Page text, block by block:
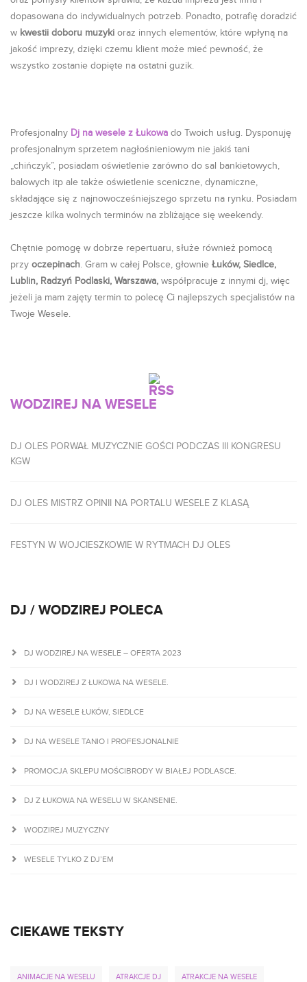
dopasowana do indywidualnych potrzeb. Ponadto, potrafię doradzić
w kwestii doboru muzyki oraz innych elementów, które wpłyną na
jakość imprezy, dzięki czemu klient może mieć pewność, że
wszystko zostanie dopięte na ostatni guzik.
Profesjonalny Dj na wesele z Łukowa do Twoich usług. Dysponuję
profesjonalnym sprzetem nagłośnieniowym nie jakiś tani
„chińczyk”, posiadam oświetlenie zarówno do sal bankietowych,
balowych itp ale także oświetlenie sceniczne, dynamiczne,
składające się z najnowocześniejszego sprzetu na rynku. Posiadam
jeszcze kilka wolnych terminów na zbliżające się weekendy.
Chętnie pomogę w dobrze repertuaru, służe również pomocą
przy oczepinach. Gram w całej Polsce, głownie Łuków, Siedlce,
Lublin, Radzyń Podlaski, Warszawa, współpracuje z innymi dj, więc
jeżeli ja mam zajęty termin to polecę Ci najlepszych specjalistów na
Twoje Wesele.
WODZIREJ NA WESELE
DJ OLES PORWAŁ MUZYCZNIE GOŚCI PODCZAS III KONGRESU
KGW
DJ OLES MISTRZ OPINII NA PORTALU WESELE Z KLASĄ
FESTYN W WOJCIESZKOWIE W RYTMACH DJ OLES
DJ / WODZIREJ POLECA
DJ WODZIREJ NA WESELE – OFERTA 2023
DJ I WODZIREJ Z ŁUKOWA NA WESELE.
DJ NA WESELE ŁUKÓW, SIEDLCE
DJ NA WESELE TANIO I PROFESJONALNIE
PROMOCJA SKLEPU MOŚCIBRODY W BIAŁEJ PODLASCE.
DJ Z ŁUKOWA NA WESELU W SKANSENIE.
WODZIREJ MUZYCZNY
WESELE TYLKO Z DJ’EM
CIEKAWE TEKSTY
ANIMACJE NA WESELU ATRAKCJE DJ ATRAKCJE NA WESELE